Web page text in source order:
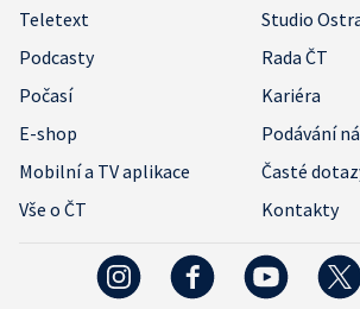
Teletext
Studio
Podcasty
Rada ČT
Počasí
Kariéra
E-shop
Podávání
Mobilní a TV aplikace
Časté
Vše o ČT
Kontakty